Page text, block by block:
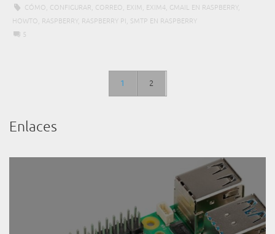
CÓMO, CONFIGURAR, CORREO, EXIM , EXIM4, GMAIL EN RASPBERRY,
HOWTO, RASPBERRY, RASPBERRY PI, SMTP EN RASPBERRY
5
1 2
Enlaces